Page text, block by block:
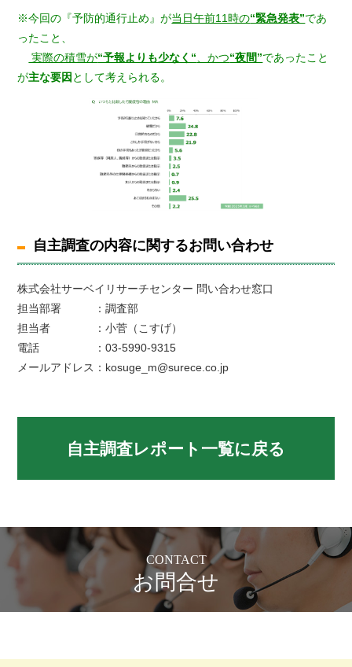
※今回の『予防的通行止め』が当日午前11時の“緊急発表”であ
ったこと、
実際の積雪が“予報よりも少なく“ 、かつ“夜間”であったこと
が主な要因 として考えられる。
自主調査の内容に関するお問い合わせ
株式会社サーベイリサーチセンター 問い合わせ窓口
担当部署 ：調査部
担当者 ：小菅（こすげ）
電話 ：03-5990-9315
メールアドレス：kosuge_m@surece.co.jp
自主調査レポート一覧に戻る
CONTACT
お問合せ